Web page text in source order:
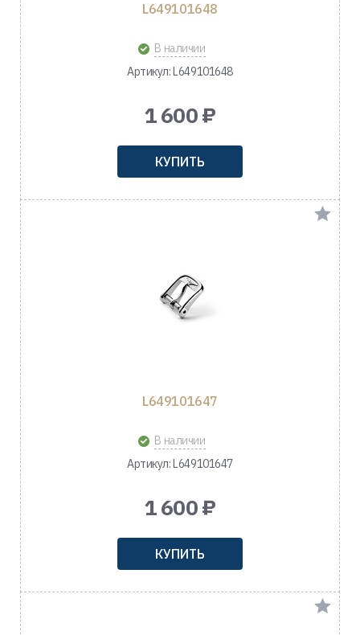
L649101648
В наличии
Артикул: L649101648
1 600 ₽
КУПИТЬ
L649101647
В наличии
Артикул: L649101647
1 600 ₽
КУПИТЬ